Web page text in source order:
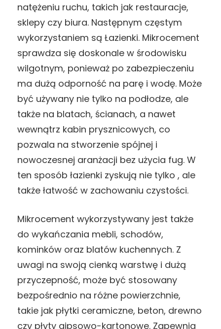
natężeniu ruchu, takich jak restauracje,
sklepy czy biura. Następnym częstym
wykorzystaniem są Łazienki. Mikrocement
sprawdza się doskonale w środowisku
wilgotnym, ponieważ po zabezpieczeniu
ma dużą odporność na parę i wodę. Może
być używany nie tylko na podłodze, ale
także na blatach, ścianach, a nawet
wewnątrz kabin prysznicowych, co
pozwala na stworzenie spójnej i
nowoczesnej aranżacji bez użycia fug. W
ten sposób łazienki zyskują nie tylko , ale
także łatwość w zachowaniu czystości.
Mikrocement wykorzystywany jest także
do wykańczania mebli, schodów,
kominków oraz blatów kuchennych. Z
uwagi na swoją cienką warstwę i dużą
przyczepność, może być stosowany
bezpośrednio na różne powierzchnie,
takie jak płytki ceramiczne, beton, drewno
czy płyty gipsowo-kartonowe. Zapewnia